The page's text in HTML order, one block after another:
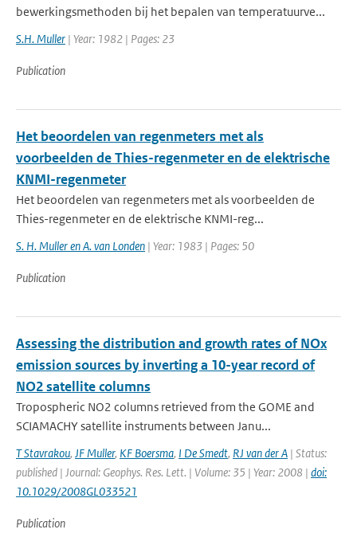
bewerkingsmethoden bij het bepalen van temperatuurve...
S.H. Muller | Year: 1982 | Pages: 23
Publication
Het beoordelen van regenmeters met als
voorbeelden de Thies-regenmeter en de elektrische
KNMI-regenmeter
Het beoordelen van regenmeters met als voorbeelden de
Thies-regenmeter en de elektrische KNMI-reg...
S. H. Muller en A. van Londen | Year: 1983 | Pages: 50
Publication
Assessing the distribution and growth rates of NOx
emission sources by inverting a 10-year record of
NO2 satellite columns
Tropospheric NO2 columns retrieved from the GOME and
SCIAMACHY satellite instruments between Janu...
T Stavrakou, JF Muller, KF Boersma, I De Smedt, RJ van der A | Status:
published | Journal: Geophys. Res. Lett. | Volume: 35 | Year: 2008 | doi:
10.1029/2008GL033521
Publication